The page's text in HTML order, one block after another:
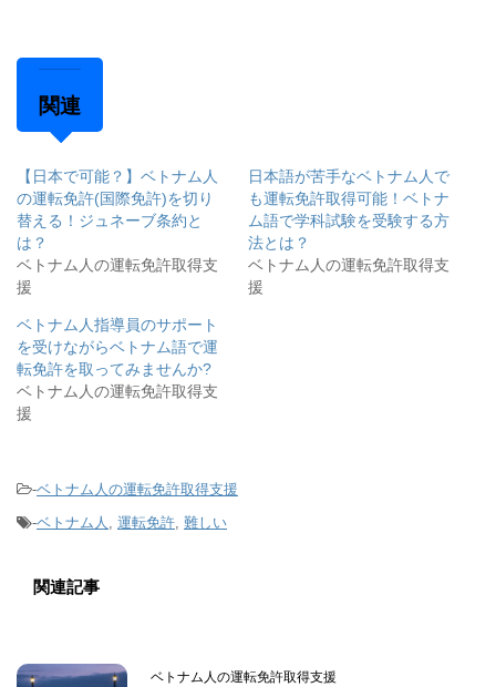
関連
【日本で可能？】ベトナム人
の運転免許(国際免許)を切り
替える！ジュネーブ条約と
は？
ベトナム人の運転免許取得支
援
日本語が苦手なベトナム人で
も運転免許取得可能！ベトナ
ム語で学科試験を受験する方
法とは？
ベトナム人の運転免許取得支
援
ベトナム人指導員のサポート
を受けながらベトナム語で運
転免許を取ってみませんか?
ベトナム人の運転免許取得支
援
-ベトナム人の運転免許取得支援
-ベトナム人 運転免許 難しい
関連記事
ベトナム人の運転免許取得支援